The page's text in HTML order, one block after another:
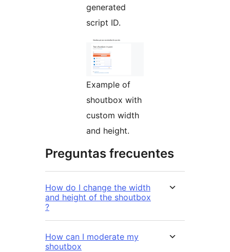
generated
script ID.
Example of
shoutbox with
custom width
and height.
Preguntas frecuentes
How do I change the width
and height of the shoutbox
?
How can I moderate my
shoutbox